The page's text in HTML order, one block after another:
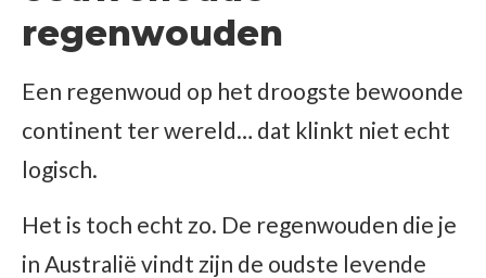
regenwouden
Een regenwoud op het droogste bewoonde
continent ter wereld… dat klinkt niet echt
logisch.
Het is toch echt zo. De regenwouden die je
in Australië vindt zijn de oudste levende